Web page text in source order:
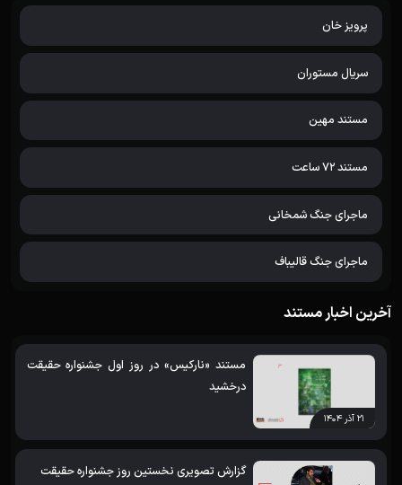
پرویز خان
سریال مستوران
مستند مهین
مستند 72 ساعت
ماجرای جنگ شمخانی
ماجرای جنگ قالیباف
آخرین اخبار مستند
۲۱ آذر ۱۴۰۴
مستند «نارکیس» در روز اول جشنواره حقیقت
درخشید
گزارش تصویری نخستین روز جشنواره حقیقت